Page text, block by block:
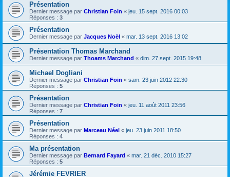
Présentation
Dernier message par Christian Foin « jeu. 15 sept. 2016 00:03
Réponses : 3
Présentation
Dernier message par Jacques Noël « mar. 13 sept. 2016 13:02
Présentation Thomas Marchand
Dernier message par Thoams Marchand « dim. 27 sept. 2015 19:48
Michael Dogliani
Dernier message par Christian Foin « sam. 23 juin 2012 22:30
Réponses : 5
Présentation
Dernier message par Christian Foin « jeu. 11 août 2011 23:56
Réponses : 7
Présentation
Dernier message par Marceau Néel « jeu. 23 juin 2011 18:50
Réponses : 4
Ma présentation
Dernier message par Bernard Fayard « mar. 21 déc. 2010 15:27
Réponses : 5
Jérémie FEVRIER